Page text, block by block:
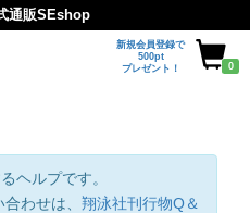
通販SEshop
新規会員登録で
500pt
プレゼント！
0
ヘルプです。
わせは、 翔泳社刊行物Q＆